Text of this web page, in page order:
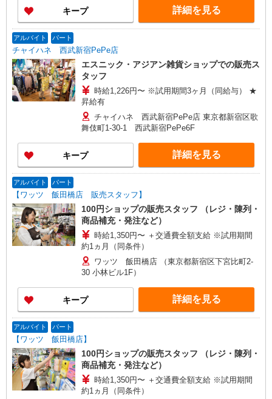
キープ 詳細を見る
アルバイト パート
チャイハネ 西武新宿PePe店
エスニック・アジアン雑貨ショップでの販売ス
タッフ
時給1,226円〜 ※試用期間3ヶ月（同給与） ★
昇給有
チャイハネ 西武新宿PePe店 東京都新宿区歌
舞伎町1-30-1 西武新宿PePe6F
キープ 詳細を見る
アルバイト パート
【ワッツ 飯田橋店 販売スタッフ】
100円ショップの販売スタッフ （レジ・陳列・
商品補充・発注など）
時給1,350円〜 ＋交通費全額支給 ※試用期間
約1ヵ月（同条件）
ワッツ 飯田橋店 （東京都新宿区下宮比町2-
30 小林ビル1F）
キープ 詳細を見る
アルバイト パート
【ワッツ 飯田橋店】
100円ショップの販売スタッフ （レジ・陳列・
商品補充・発注など）
時給1,350円〜 ＋交通費全額支給 ※試用期間
約1ヵ月（同条件）